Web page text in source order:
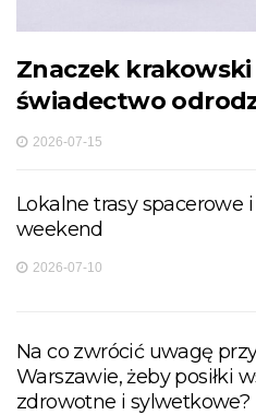
Znaczek krakowski
świadectwo
2026-07-15
Lokalne trasy spacerowe
weekend
2026-07-10
Na co zwrócić uwagę
Warszawie, żeby posiłki
zdrowotne i sylwetkowe?